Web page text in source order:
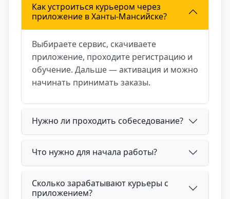
Как устроиться курьером через
приложение в Ханты-Мансийске?
Выбираете сервис, скачиваете
приложение, проходите регистрацию и
обучение. Дальше — активация и можно
начинать принимать заказы.
Нужно ли проходить собеседование?
Что нужно для начала работы?
Сколько зарабатывают курьеры с
приложением?